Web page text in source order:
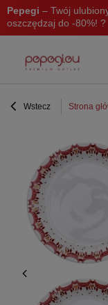
Pepegi – Twój
oszczędzaj do -80%! ?
Wstecz Strona